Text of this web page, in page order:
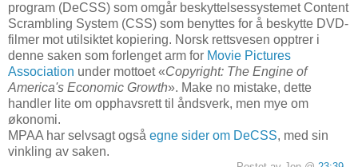
program (DeCSS) som omgår beskyttelsessystemet Content
Scrambling System (CSS) som benyttes for å beskytte DVD-
filmer mot utilsiktet kopiering. Norsk rettsvesen opptrer i
denne saken som forlenget arm for Movie Pictures
Association under mottoet «Copyright: The Engine of
America's Economic Growth». Make no mistake, dette
handler lite om opphavsrett til åndsverk, men mye om
økonomi.
MPAA har selvsagt også egne sider om DeCSS, med sin
vinkling av saken.